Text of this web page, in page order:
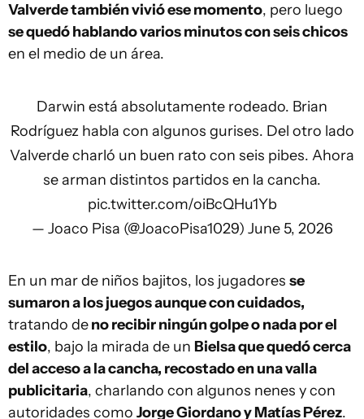
Valverde también vivió ese momento, pero luego
se quedó hablando varios minutos con seis chicos
en el medio de un área.
Darwin está absolutamente rodeado. Brian
Rodríguez habla con algunos gurises. Del otro lado
Valverde charló un buen rato con seis pibes. Ahora
se arman distintos partidos en la cancha.
pic.twitter.com/oiBcQHu1Yb
— Joaco Pisa (@JoacoPisa1029) June 5, 2026
En un mar de niños bajitos, los jugadores se
sumaron a los juegos aunque con cuidados,
tratando deno recibir ningún golpe o nada por el
estilo, bajo la mirada de un Bielsa que quedó cerca
del acceso a la cancha, recostado en una valla
publicitaria, charlando con algunos nenes y con
autoridades como Jorge Giordano y Matías Pérez.